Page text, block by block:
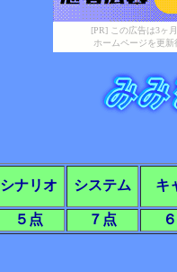
[PR] この広告は3ヶ
ホームページを更
シナリオ システム キ
５点 ７点